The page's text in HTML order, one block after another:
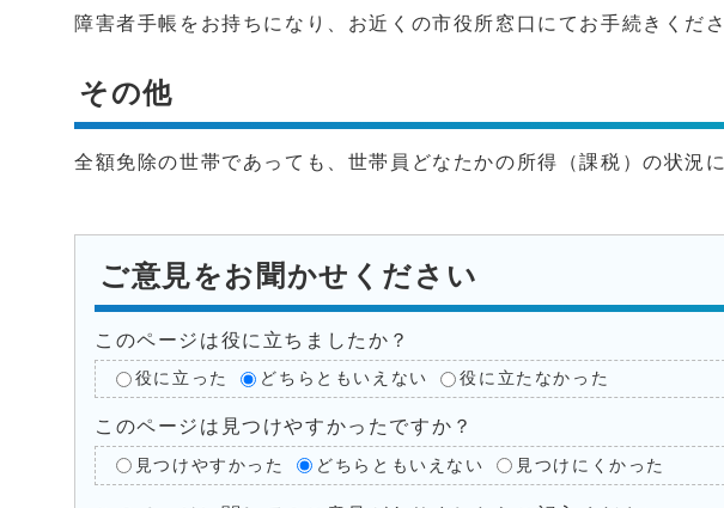
障害者手帳をお持ちになり、お近くの市役所窓口にてお手続きくだ
その他
全額免除の世帯であっても、世帯員どなたかの所得（課税）の状況
ご意見をお聞かせください
このページは役に立ちましたか？
役に立った どちらともいえない 役に立たなかった
このページは見つけやすかったですか？
見つけやすかった どちらともいえない 見つけにくかった